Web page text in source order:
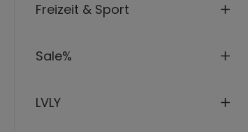
Freizeit & Sport
Sale%
LVLY